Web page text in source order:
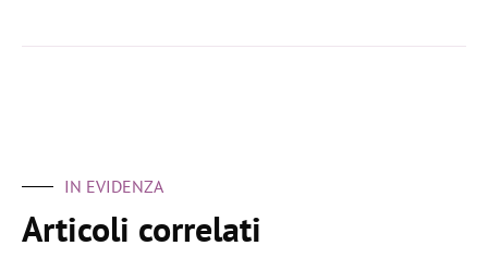
IN EVIDENZA
Articoli correlati